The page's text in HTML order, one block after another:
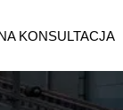
KONSULTACJA